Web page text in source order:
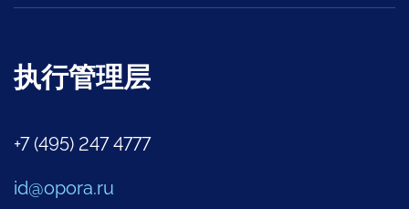
执行管理层
+7 (495) 247 4777
id@opora.ru